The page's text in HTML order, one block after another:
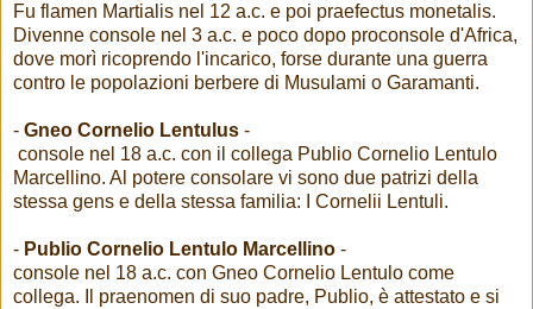
Fu flamen Martialis nel 12 a.c. e poi praefectus monetalis.
Divenne console nel 3 a.c. e poco dopo proconsole d'Africa,
dove morì ricoprendo l'incarico, forse durante una guerra
contro le popolazioni berbere di Musulami o Garamanti.
- Gneo Cornelio Lentulus -
console nel 18 a.c. con il collega Publio Cornelio Lentulo
Marcellino. Al potere consolare vi sono due patrizi della
stessa gens e della stessa familia: I Cornelii Lentuli.
- Publio Cornelio Lentulo Marcellino -
console nel 18 a.c. con Gneo Cornelio Lentulo come
collega. Il praenomen di suo padre, Publio, è attestato e si